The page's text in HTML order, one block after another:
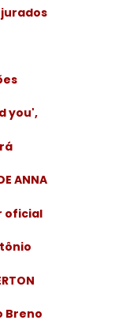
you',
ANNA
oficial
Breno